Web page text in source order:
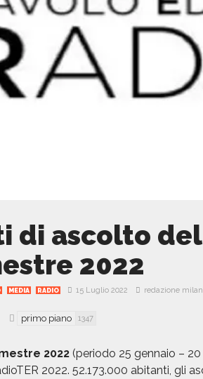
di ascolto
2022
MEDIA RADIO 15 Luglio 2022 redazione
primo piano 1347
2022 (periodo 25 gennaio –
2022. 52.173.000 abitanti, gli